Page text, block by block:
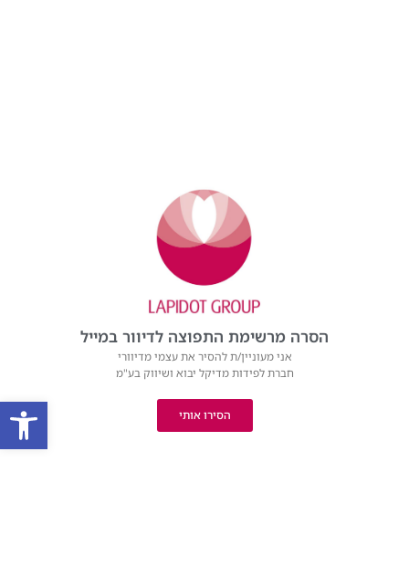
פתח
הסרה מרשימת התפוצה לדיוור במייל
אני מעוניין/ת להסיר את עצמי מדיוורי
חברת לפידות מדיקל יבוא ושיווק בע"מ
הסירו אותי